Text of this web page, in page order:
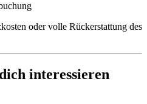
oder volle Rückerstattung des
interessieren